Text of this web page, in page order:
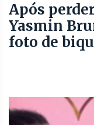
Após
Yasmin
foto de